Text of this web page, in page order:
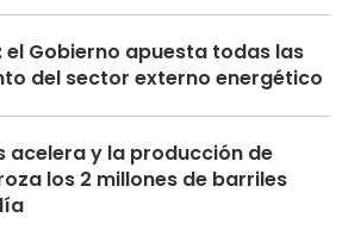
el Gobierno apuesta todas las
del sector externo energético
acelera y la producción de
los 2 millones de barriles